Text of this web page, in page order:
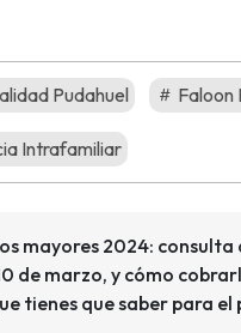
Pudahuel Faloon
Intrafamiliar
mayores 2024: consulta
de marzo, y cómo
tienes que saber para el